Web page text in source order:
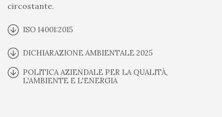
circostante.
ISO 14001:2015
DICHIARAZIONE AMBIENTALE 2025
POLITICA AZIENDALE PER LA QUALITÀ,
L'AMBIENTE E L'ENERGIA